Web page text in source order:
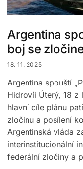
Argentina
boj se
18. 11. 2025
Argentina spouští
Hidrovíi Úterý, 18 z
hlavní cíle plánu
zločinu a posílení
Argentinská vláda
interinstitucionální
federální zločiny a